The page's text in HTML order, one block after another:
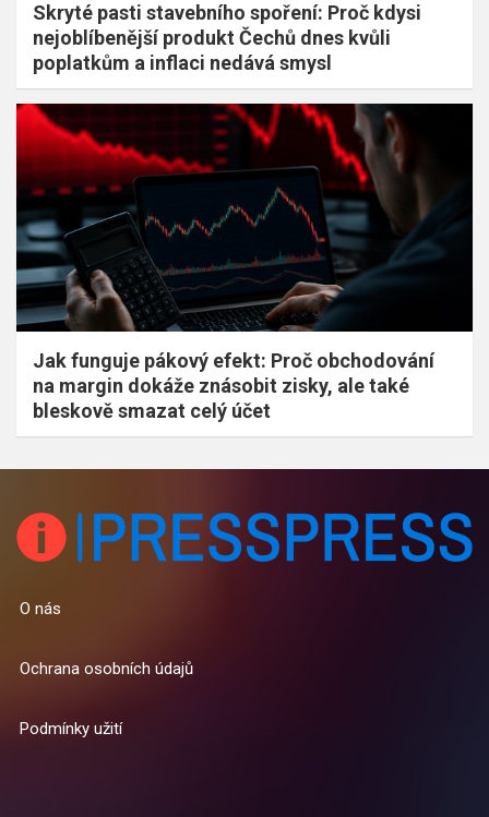
Skryté pasti stavebního spoření: Proč kdysi
nejoblíbenější produkt Čechů dnes kvůli
poplatkům a inflaci nedává smysl
Jak funguje pákový efekt: Proč obchodování
na margin dokáže znásobit zisky, ale také
bleskově smazat celý účet
O nás
Ochrana osobních údajů
Podmínky užití